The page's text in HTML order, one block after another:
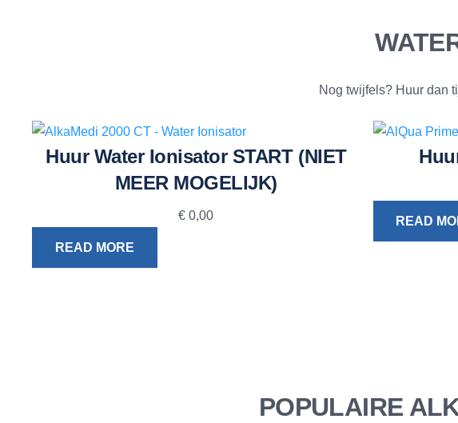
Nog twijfels? Huur dan
Huur Water Ionisator START (NIET
MEER MOGELIJK)
€ 0,00
READ MORE
READ
POPULAIRE